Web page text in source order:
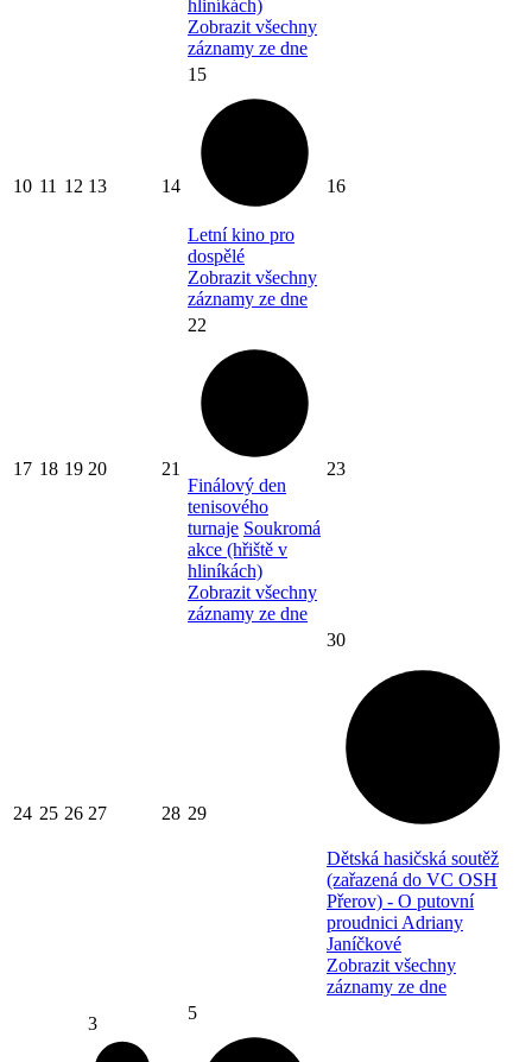
hliníkách)
Zobrazit všechny
záznamy ze dne
10 11 12 13 14
15
Letní kino pro
dospělé
Zobrazit všechny
záznamy ze dne
16
17 18 19 20 21
22
Finálový den
tenisového
turnaje Soukromá
akce (hřiště v
hliníkách)
Zobrazit všechny
záznamy ze dne
23
24 25 26 27 28 29
30
Dětská hasičská soutěž
(zařazená do VC OSH
Přerov) - O putovní
proudnici Adriany
Janíčkové
Zobrazit všechny
záznamy ze dne
3
5